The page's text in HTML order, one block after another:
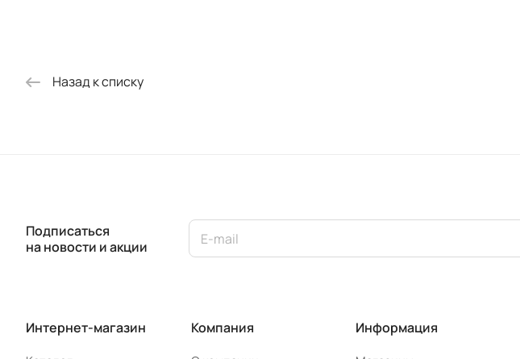
Назад к списку
Подписаться
на новости и акции
Интернет-магазин Компания Информация